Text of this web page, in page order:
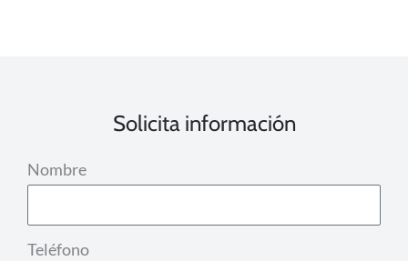
Solicita información
Nombre
Teléfono